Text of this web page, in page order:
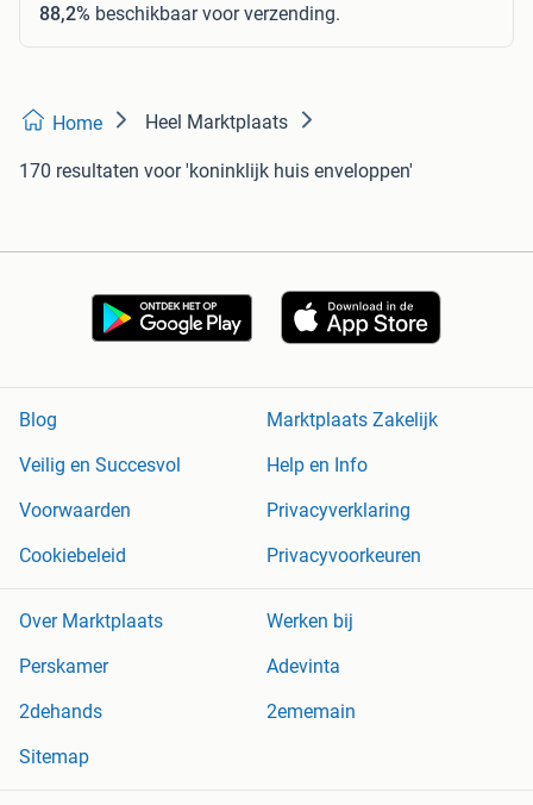
88,2% beschikbaar voor verzending.
Home Heel Marktplaats
170 resultaten voor 'koninklijk huis enveloppen'
Blog
Marktplaats Zakelijk
Veilig en Succesvol
Help en Info
Voorwaarden
Privacyverklaring
Cookiebeleid
Privacyvoorkeuren
Over Marktplaats
Werken bij
Perskamer
Adevinta
2dehands
2ememain
Sitemap